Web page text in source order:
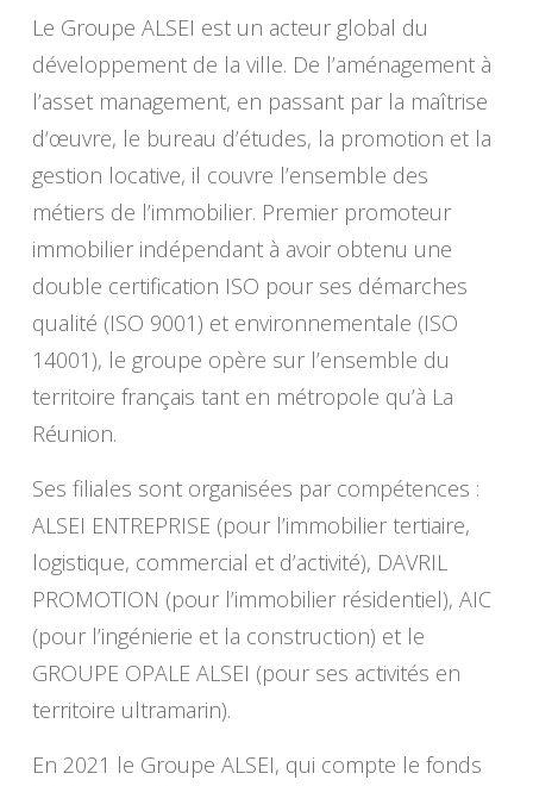
Le Groupe ALSEI est un acteur global du
développement de la ville. De l’aménagement à
l’asset management, en passant par la maîtrise
d‘œuvre, le bureau d’études, la promotion et la
gestion locative, il couvre l’ensemble des
métiers de l’immobilier. Premier promoteur
immobilier indépendant à avoir obtenu une
double certification ISO pour ses démarches
qualité (ISO 9001) et environnementale (ISO
14001), le groupe opère sur l’ensemble du
territoire français tant en métropole qu’à La
Réunion.
Ses filiales sont organisées par compétences :
ALSEI ENTREPRISE (pour l’immobilier tertiaire,
logistique, commercial et d’activité), DAVRIL
PROMOTION (pour l’immobilier résidentiel), AIC
(pour l’ingénierie et la construction) et le
GROUPE OPALE ALSEI (pour ses activités en
territoire ultramarin).
En 2021 le Groupe ALSEI, qui compte le fonds